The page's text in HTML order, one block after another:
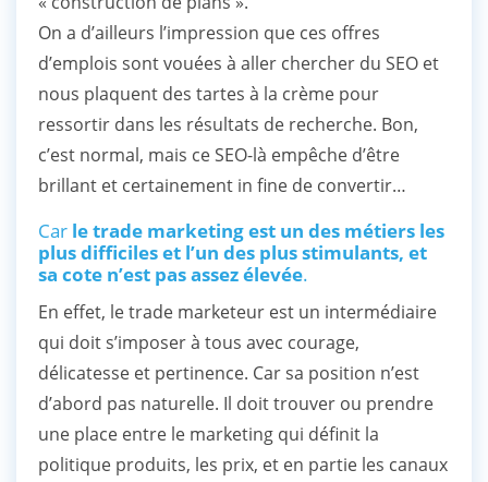
On a d’ailleurs l’impression que ces offres
d’emplois sont vouées à aller chercher du SEO et
nous plaquent des tartes à la crème pour
ressortir dans les résultats de recherche. Bon,
c’est normal, mais ce SEO-là empêche d’être
brillant et certainement in fine de convertir…
Car le trade marketing est un des métiers les
plus difficiles et l’un des plus stimulants, et
sa cote n’est pas assez élevée.
En effet, le trade marketeur est un intermédiaire
qui doit s’imposer à tous avec courage,
délicatesse et pertinence. Car sa position n’est
d’abord pas naturelle. Il doit trouver ou prendre
une place entre le marketing qui définit la
politique produits, les prix, et en partie les canaux